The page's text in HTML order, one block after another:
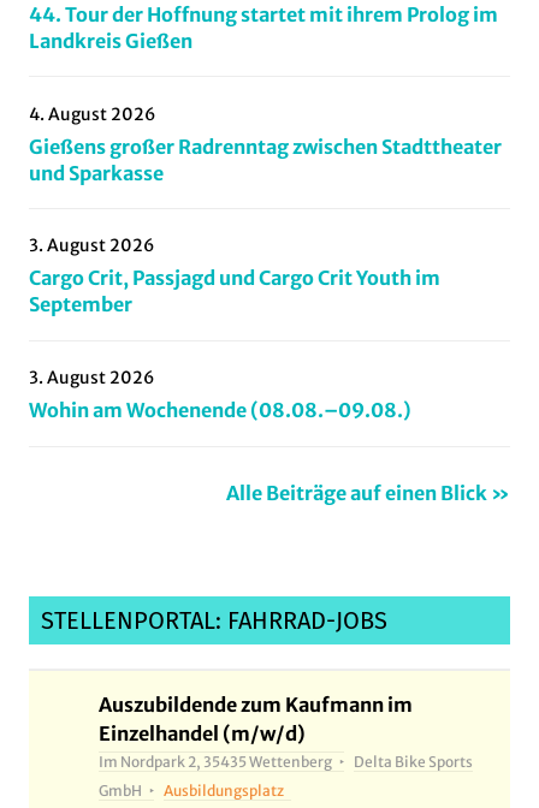
44. Tour der Hoffnung startet mit ihrem Prolog im
Landkreis Gießen
4. August 2026
Gießens großer Radrenntag zwischen Stadttheater
und Sparkasse
3. August 2026
Cargo Crit, Passjagd und Cargo Crit Youth im
September
3. August 2026
Wohin am Wochenende (08.08.–09.08.)
Alle Beiträge auf einen Blick »
STELLENPORTAL: FAHRRAD-JOBS
Auszubildende zum Kaufmann im
Einzelhandel (m/w/d)
Im Nordpark 2, 35435 Wettenberg
Delta Bike Sports
GmbH
Ausbildungsplatz